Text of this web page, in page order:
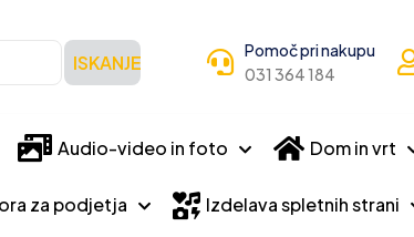
ISKANJE
Pomoč pri nakupu
031 364 184
Audio-video in foto Dom in vrt
za podjetja Izdelava spletnih strani